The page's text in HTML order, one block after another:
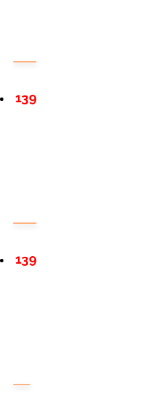
139
139